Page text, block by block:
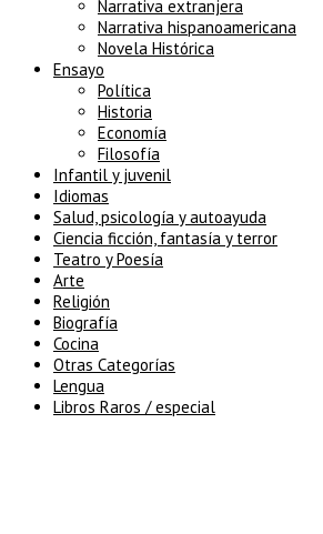
Narrativa extranjera
Narrativa hispanoamericana
Novela Histórica
Ensayo
Política
Historia
Economía
Filosofía
Infantil y juvenil
Idiomas
Salud, psicología y autoayuda
Ciencia ficción, fantasía y terror
Teatro y Poesía
Arte
Religión
Biografía
Cocina
Otras Categorías
Lengua
Libros Raros / especial